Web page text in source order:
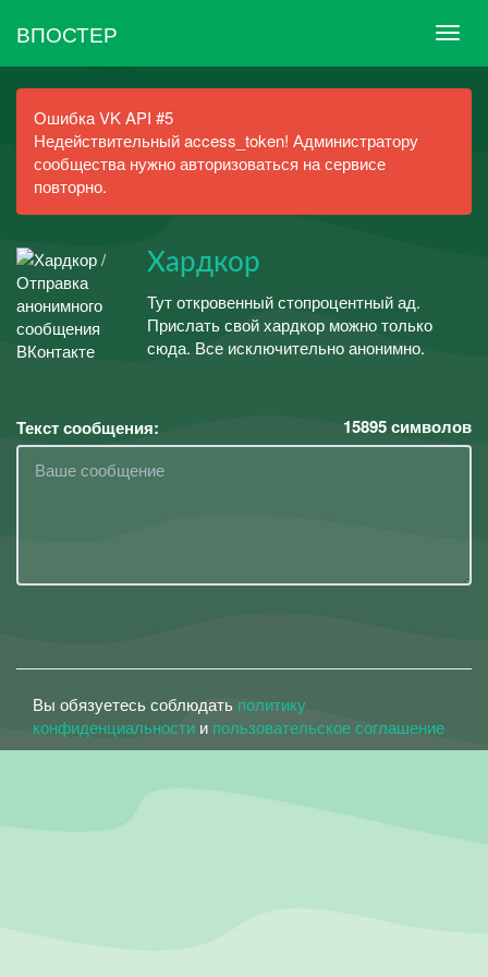
ВПОСТЕР
Ошибка VK API #5
Недействительный access_token! Администратору
сообщества нужно авторизоваться на сервисе
повторно.
Хардкор
Тут откровенный стопроцентный ад.
Прислать свой хардкор можно только
сюда. Все исключительно анонимно.
Текст сообщения: 15895символов
Вы обязуетесь соблюдать политику
конфиденциальности и пользовательское соглашение